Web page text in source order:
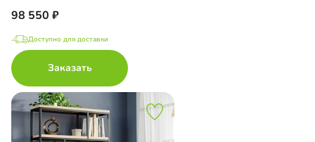
98 550
Доступно для доставки
Заказать